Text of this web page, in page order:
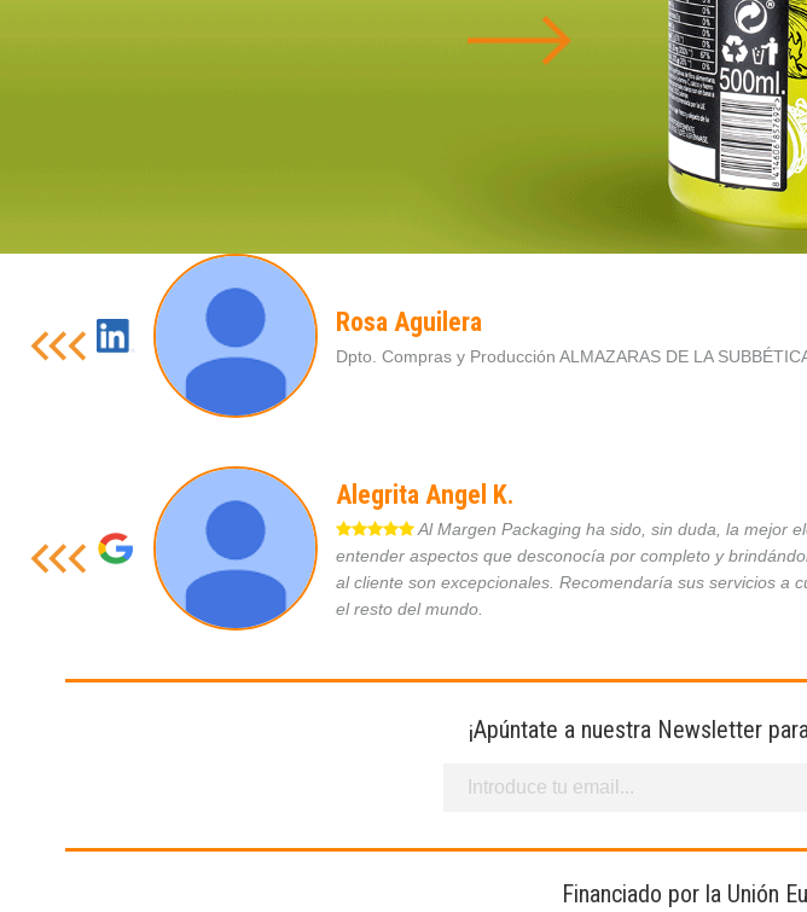
Rosa Aguilera
Dpto. Compras y Producción ALMAZARAS DE LA
Alegrita Angel K.
Al Margen Packaging ha sido, sin duda, la mejor
entender aspectos que desconocía por completo y
al cliente son excepcionales. Recomendaría sus servicios a
el resto del mundo.
¡Apúntate a nuestra Newsletter
Financiado por la Unión